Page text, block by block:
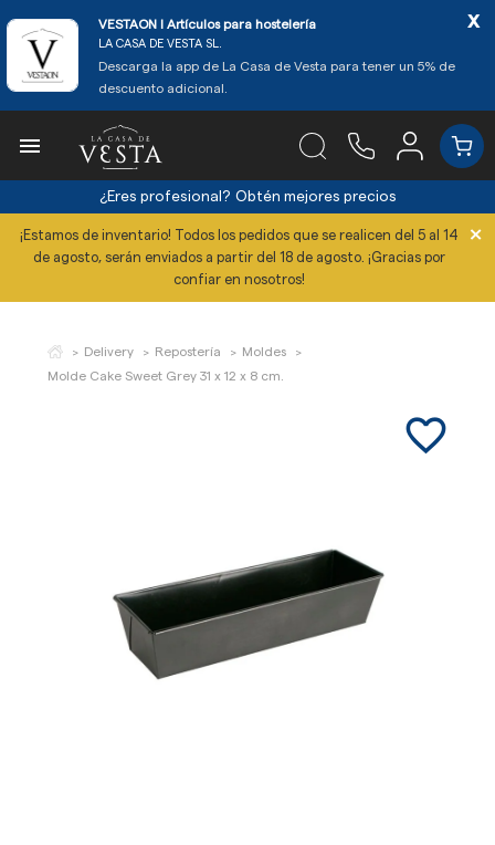
VESTAON l Artículos para hostelería
LA CASA DE VESTA SL.
Descarga la app de La Casa de Vesta para tener un 5% de
descuento adicional.
x

¿Eres profesional? Obtén mejores precios
¡Estamos de inventario! Todos los pedidos que se realicen del 5 al 14
de agosto, serán enviados a partir del 18 de agosto. ¡Gracias por
confiar en nosotros!
×
Delivery Repostería
Moldes
Molde Cake Sweet Grey 31 x 12 x 8 cm.
favorite_border